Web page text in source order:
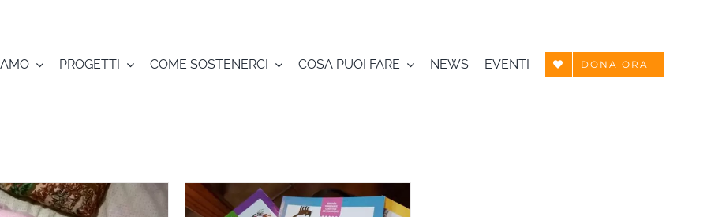
PROGETTI COME SOSTENERCI COSA PUOI FARE NEWS EVENTI DONA ORA